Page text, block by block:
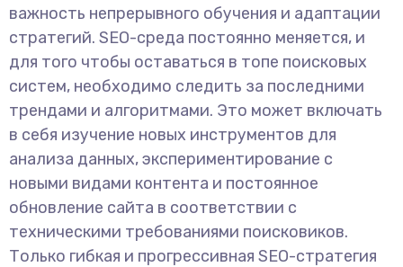
важность непрерывного обучения и адаптации
стратегий. SEO-среда постоянно меняется, и
для того чтобы оставаться в топе поисковых
систем, необходимо следить за последними
трендами и алгоритмами. Это может включать
в себя изучение новых инструментов для
анализа данных, экспериментирование с
новыми видами контента и постоянное
обновление сайта в соответствии с
техническими требованиями поисковиков.
Только гибкая и прогрессивная SEO-стратегия